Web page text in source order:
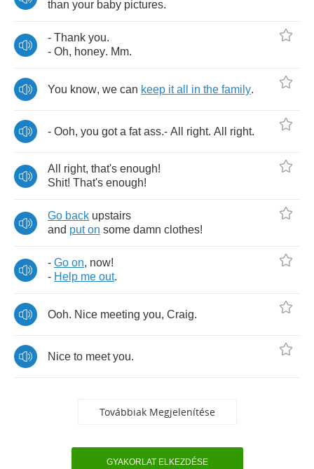
than your baby pictures.
- Thank you.
- Oh, honey. Mm.
You know, we can keep it all in the family.
- Ooh, you got a fat ass.- All right. All right.
All right, that's enough!
Shit! That's enough!
Go back upstairs
and put on some damn clothes!
- Go on, now!
- Help me out.
Ooh. Nice meeting you, Craig.
Nice to meet you.
Továbbiak Megjelenítése
GYAKORLAT ELKEZDÉSE